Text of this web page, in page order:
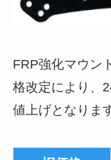
FRP強化マウン
格改定により、
値上げとなりま